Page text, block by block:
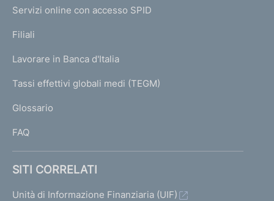
e
a
g
N
K
T
I
I
Servizi online con accesso SPID
Filiali
Lavorare in Banca d'Italia
Tassi effettivi globali medi (TEGM)
Glossario
FAQ
SITI CORRELATI
Unità di Informazione Finanziaria (UIF)